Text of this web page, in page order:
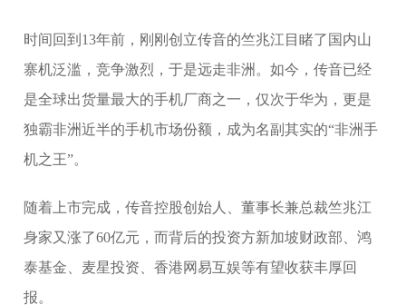
时间回到13年前，刚刚创立传音的竺兆江目睹了国内山
寨机泛滥，竞争激烈，于是远走非洲。如今，传音已经
是全球出货量最大的手机厂商之一，仅次于华为，更是
独霸非洲近半的手机市场份额，成为名副其实的“非洲手
机之王”。
随着上市完成，传音控股创始人、董事长兼总裁竺兆江
身家又涨了60亿元，而背后的投资方新加坡财政部、鸿
泰基金、麦星投资、香港网易互娱等有望收获丰厚回
报。